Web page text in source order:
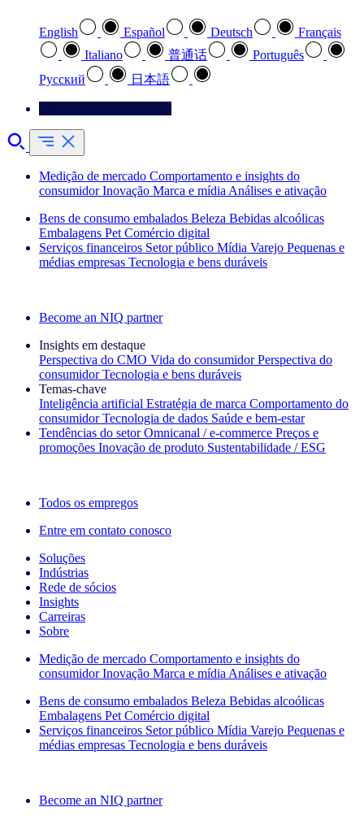
English Español Deutsch
Français
Italiano
普通话
Português
Pусский
日本語
Medição de mercado Comportamento e insights do
consumidor Inovação Marca e mídia Análises e ativação
Bens de consumo embalados Beleza Bebidas alcoólicas
Embalagens Pet Comércio digital
Serviços financeiros Setor público Mídia Varejo Pequenas e
médias empresas Tecnologia e bens duráveis
Become an NIQ partner
Insights em destaque
Perspectiva do CMO Vida do consumidor Perspectiva do
consumidor Tecnologia e bens duráveis
Temas‑chave
Inteligência artificial Estratégia de marca Comportamento do
consumidor Tecnologia de dados Saúde e bem‑estar
Tendências do setor Omnicanal / e‑commerce Preços e
promoções Inovação de produto Sustentabilidade / ESG
Todos os empregos
Entre em contato conosco
Soluções
Indústrias
Rede de sócios
Insights
Carreiras
Sobre
Medição de mercado Comportamento e insights do
consumidor Inovação Marca e mídia Análises e ativação
Bens de consumo embalados Beleza Bebidas alcoólicas
Embalagens Pet Comércio digital
Serviços financeiros Setor público Mídia Varejo Pequenas e
médias empresas Tecnologia e bens duráveis
Become an NIQ partner